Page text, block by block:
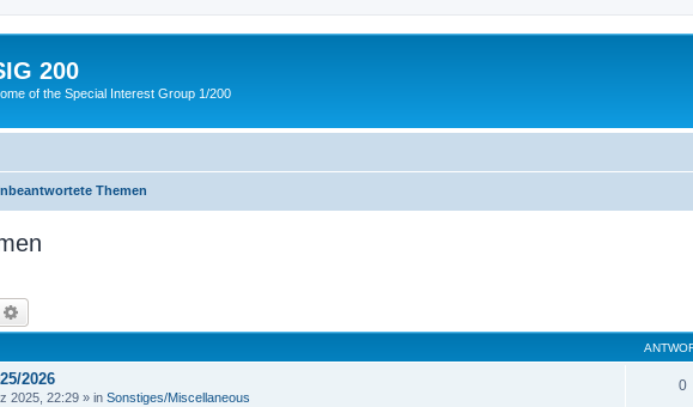
200
of the Special Interest Group 1/200
Themen
2026
2025, 22:29 » in Sonstiges/Miscellaneous
0